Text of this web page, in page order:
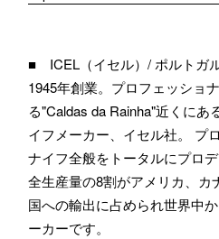
■ ICEL（イセル）/ ポルトガ
1945年創業。プロフェッショ
る"Caldas da Rainha"近くにあ
イフメーカー、イセル社。 プ
ナイフ全般をトータルにプロ
全生産量の8割がアメリカ、カ
国への輸出に占められ世界中
ーカーです。